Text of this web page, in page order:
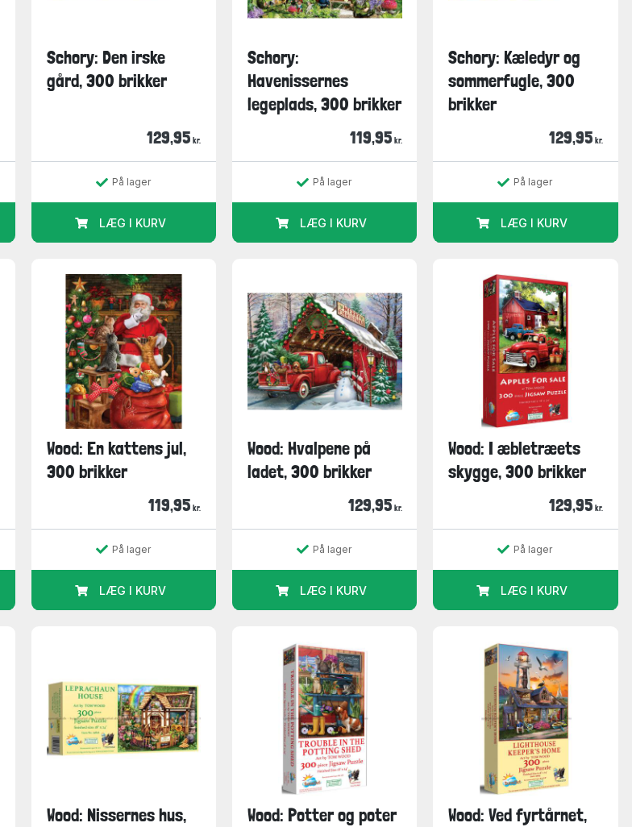
Schory: Den irske
gård, 300 brikker
129,95 kr.
På lager
LÆG I KURV
Schory:
Havenissernes
legeplads, 300 brikker
119,95 kr.
På lager
LÆG I KURV
Schory: Kæledyr og
sommerfugle, 300
brikker
129,95 kr.
På lager
LÆG I KURV
Wood: En kattens jul,
300 brikker
119,95 kr.
På lager
LÆG I KURV
Wood: Hvalpene på
ladet, 300 brikker
129,95 kr.
På lager
LÆG I KURV
Wood: I æbletræets
skygge, 300 brikker
129,95 kr.
På lager
LÆG I KURV
Wood: Nissernes hus,
Wood: Potter og poter
Wood: Ved fyrtårnet,